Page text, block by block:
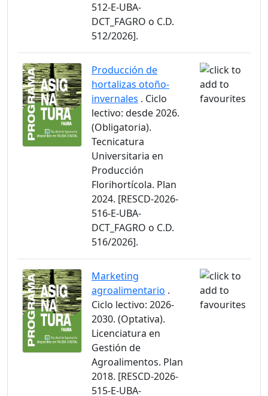
512-E-UBA-
DCT_FAGRO o C.D.
512/2026].
Producción de
hortalizas otoño-
invernales . Ciclo
lectivo: desde 2026.
(Obligatoria).
Tecnicatura
Universitaria en
Producción
Florihortícola. Plan
2024. [RESCD-2026-
516-E-UBA-
DCT_FAGRO o C.D.
516/2026].
Marketing
agroalimentario .
Ciclo lectivo: 2026-
2030. (Optativa).
Licenciatura en
Gestión de
Agroalimentos. Plan
2018. [RESCD-2026-
515-E-UBA-